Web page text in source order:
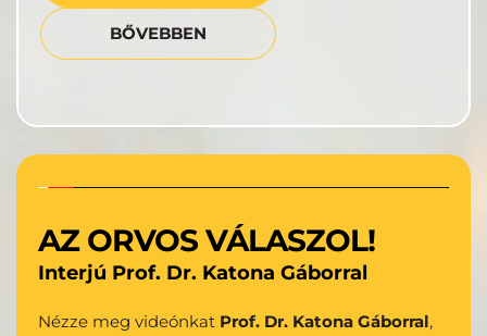
BŐVEBBEN
AZ ORVOS VÁLASZOL!
Interjú Prof. Dr. Katona Gáborral
Nézze meg videónkat Prof. Dr. Katona Gáborral,